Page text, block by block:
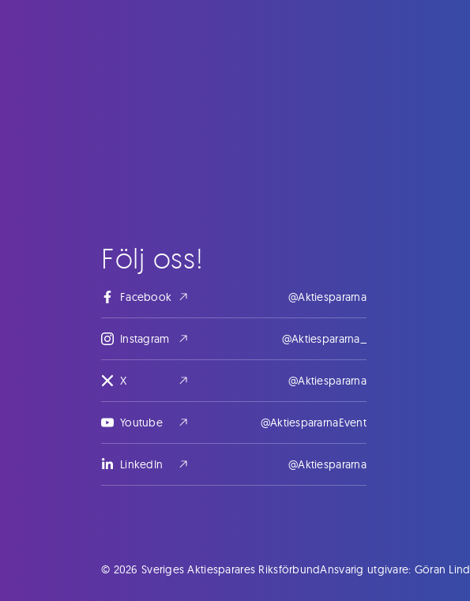
Följ oss!
Facebook @Aktiespararna
Instagram @Aktiespararna_
X @Aktiespararna
Youtube @AktiespararnaEvent
LinkedIn @Aktiespararna
© 2026 Sveriges Aktiesparares RiksförbundAnsvarig utgivare: Göran Lind